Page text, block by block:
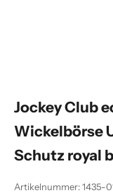
Jockey Club
Wickelbörse
Schutz royal
Artikelnummer: 1435-